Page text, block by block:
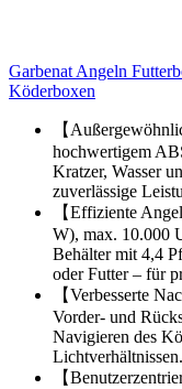
Garbenat Angeln
Köderboxen
【
hochwertigem
Kratzer, Wasser
zuverlässige
【Effiziente
W), max. 10.000
Behälter mit 4,4
oder Futter – für
【Verbesserte
Vorder- und
Navigieren des
Lichtverhältnissen.
【